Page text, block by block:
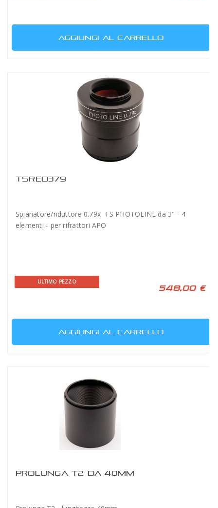
AGGIUNGI AL CARRELLO
TSRED379
Spianatore/riduttore 0.79x TS PHOTOLINE da 3" - 4
elementi - per rifrattori APO
ULTIMO PEZZO
548,00 €
AGGIUNGI AL CARRELLO
PROLUNGA T2 DA 40MM